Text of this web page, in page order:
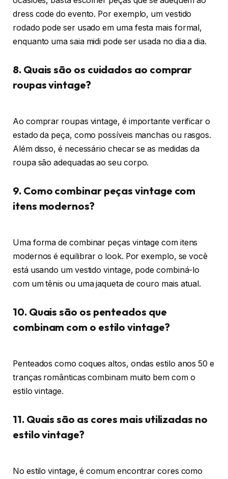
dress code do evento. Por exemplo, um vestido
rodado pode ser usado em uma festa mais formal,
enquanto uma saia midi pode ser usada no dia a dia.
8. Quais são os cuidados ao comprar
roupas vintage?
Ao comprar roupas vintage, é importante verificar o
estado da peça, como possíveis manchas ou rasgos.
Além disso, é necessário checar se as medidas da
roupa são adequadas ao seu corpo.
9. Como combinar peças vintage com
itens modernos?
Uma forma de combinar peças vintage com itens
modernos é equilibrar o look. Por exemplo, se você
está usando um vestido vintage, pode combiná-lo
com um tênis ou uma jaqueta de couro mais atual.
10. Quais são os penteados que
combinam com o estilo vintage?
Penteados como coques altos, ondas estilo anos 50 e
tranças românticas combinam muito bem com o
estilo vintage.
11. Quais são as cores mais utilizadas no
estilo vintage?
No estilo vintage, é comum encontrar cores como